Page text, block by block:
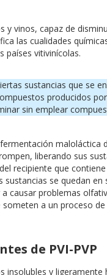
y vinos, capaz de
las cualidades
países vitivinícolas.
sustancias que se
producidos
sin emplear
maloláctica
liberando sus
recipiente que
se quedan
causar problemas
a un proceso de
de PVI-PVP
insolubles y